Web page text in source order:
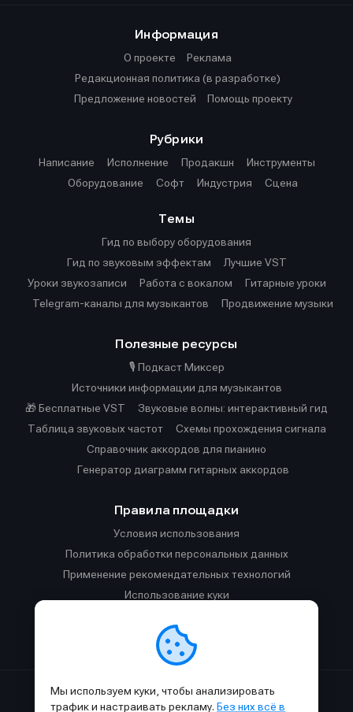
Информация
О проекте
Реклама
Редакционная политика (в разработке)
Предложение новостей
Помощь проекту
Рубрики
Написание
Исполнение Продакшн
Инструменты
Оборудование
Софт Индустрия Сцена
Темы
Гид по выбору оборудования
Гид по звуковым эффектам
Лучшие VST
Уроки звукозаписи
Работа с вокалом
Гитарные уроки
Telegram-каналы для музыкантов
Продвижение музыки
Полезные ресурсы
🎙️ Подкаст Миксер
Источники информации для музыкантов
🎁 Бесплатные VST
Звуковые волны: интерактивный гид
Таблица звуковых частот
Cхемы прохождения сигнала
Справочник аккордов для пианино
Генератор диаграмм гитарных аккордов
Правила площадки
Условия использования
Политика обработки персональных данных
Применение рекомендательных технологий
Использование куки
Правила общения в Телеграм-чате
Сделано с к в SAMESOUND© 2015-2026.
Мы используем куки, чтобы анализировать
трафик и настраивать рекламу. Без них всё в